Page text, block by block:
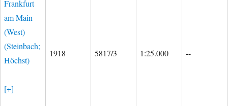
Frankfurt
am Main
(West)
(Steinbach;
Höchst)
[+]
1918 5817/3 1:25.000 --